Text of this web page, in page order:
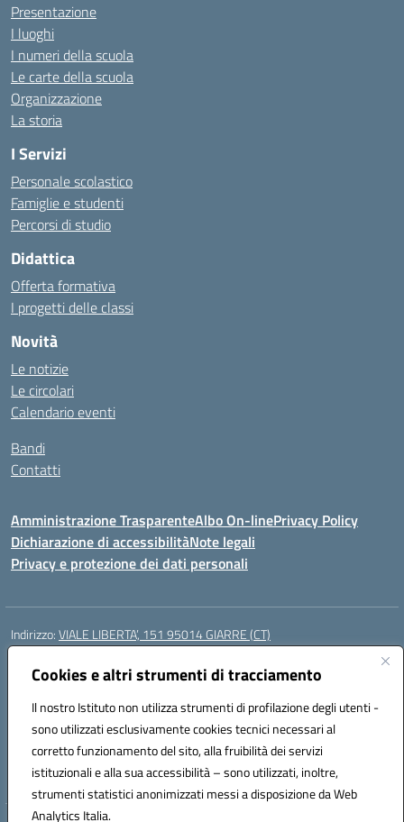
Cookies e altri strumenti di tracciamento
Il nostro Istituto non utilizza strumenti di profilazione degli utenti -
sono utilizzati esclusivamente cookies tecnici necessari al
corretto funzionamento del sito, alla fruibilità dei servizi
istituzionali e alla sua accessibilità – sono utilizzati, inoltre,
strumenti statistici anonimizzati messi a disposizione da Web
Analytics Italia.
Presentazione
I luoghi
I numeri della scuola
Le carte della scuola
Organizzazione
La storia
I Servizi
Personale scolastico
Famiglie e studenti
Percorsi di studio
Didattica
Offerta formativa
I progetti delle classi
Novità
Le notizie
Le circolari
Calendario eventi
Bandi
Contatti
Amministrazione TrasparenteAlbo On-linePrivacy Policy
Dichiarazione di accessibilitàNote legali
Privacy e protezione dei dati personali
Indirizzo:VIALE LIBERTA’, 151 95014 GIARRE (CT)
Centralino:
Posta elettronica certificata (PEC):ctmm151004@pec.istruzione.it
Codice fiscale: 92032760875
Codice meccanografico:CTMM151004
Codice Indice delle Pubbliche Amministrazioni (IPA): cpiacd
Codice unico di fatturazione (CUF): UF783Q